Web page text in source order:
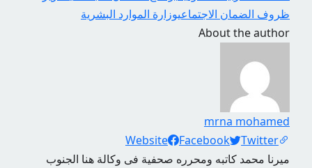
ظروف الضمان الاجتماعيوزارة الموارد البشرية
About the author
mrna mohamed
Social Links
Website Facebook
Twitter
ميرنا محمد كاتبه ومحرره صحفية فى وكالة هنا الجنوب